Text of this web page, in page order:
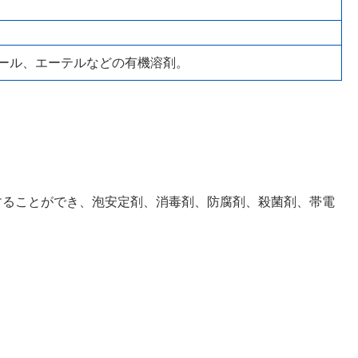
、エーテルなどの有機溶剤。
ことができ、泡安定剤、消毒剤、防腐剤、殺菌剤、帯電